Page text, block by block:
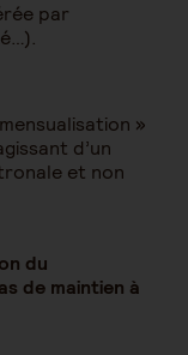
par
»
d’un
et non
du
de maintien à